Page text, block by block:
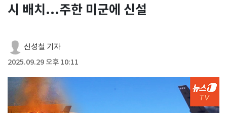
시 배치...주한 미군에 신설
신성철 기자
2025.09.29 오후 10:11